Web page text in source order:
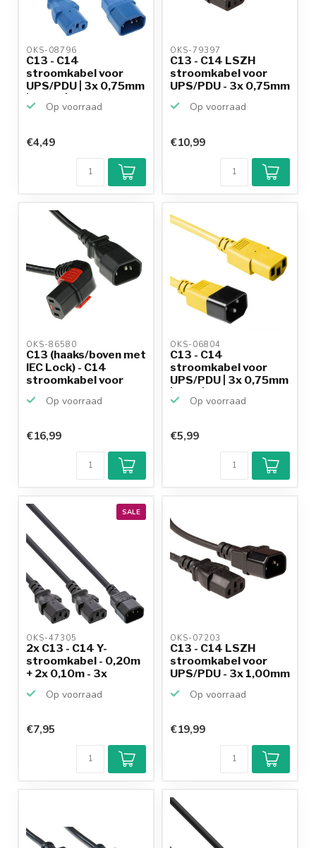
OKS-08796
C13 - C14
stroomkabel voor
UPS/PDU | 3x 0,75mm
Op voorraad
€4,49
OKS-79397
C13 - C14 LSZH
stroomkabel voor
UPS/PDU - 3x 0,75mm
Op voorraad
€10,99
OKS-86580
C13 (haaks/boven met
IEC Lock) - C14
stroomkabel voor
Op voorraad
€16,99
OKS-06804
C13 - C14
stroomkabel voor
UPS/PDU | 3x 0,75mm
| geel | 1...
Op voorraad
9,2/10
Achteraf
betalen mogelijk
€5,99
SALE
OKS-47305
2x C13 - C14 Y-
stroomkabel - 0,20m
+ 2x 0,10m - 3x
Op voorraad
€7,95
OKS-07203
C13 - C14 LSZH
stroomkabel voor
UPS/PDU - 3x 1,00mm
Op voorraad
€19,99